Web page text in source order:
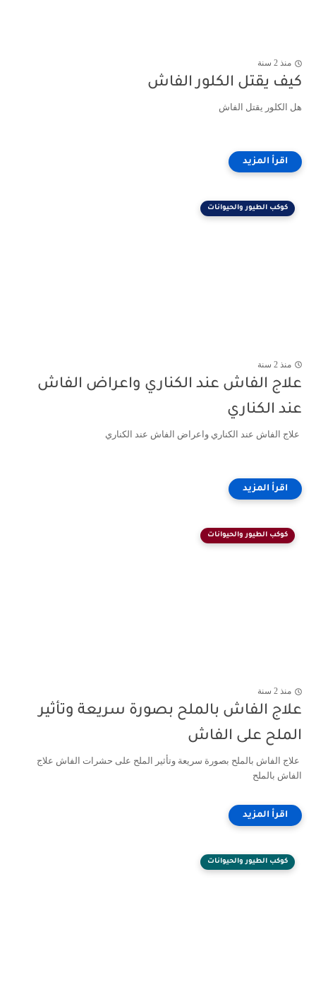
منذ 2 سنة
كيف يقتل الكلور الفاش
هل الكلور يقتل الفاش
كوكب الطيور والحيوانات
منذ 2 سنة
علاج الفاش عند الكناري واعراض الفاش
عند الكناري
علاج الفاش عند الكناري واعراض الفاش عند الكناري
كوكب الطيور والحيوانات
منذ 2 سنة
علاج الفاش بالملح بصورة سريعة وتأثير
الملح على الفاش
علاج الفاش بالملح بصورة سريعة وتأثير الملح على حشرات الفاش علاج
الفاش بالملح
كوكب الطيور والحيوانات